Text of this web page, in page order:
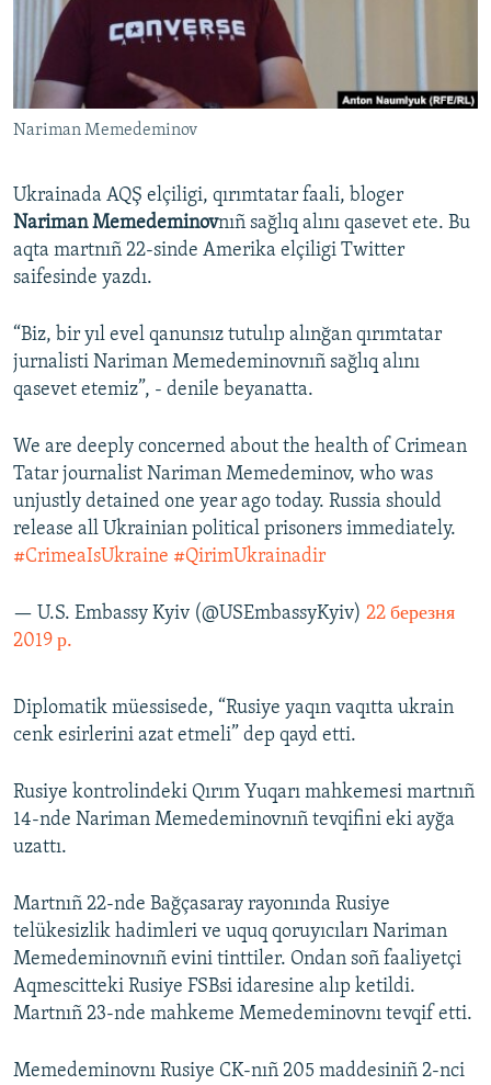
Русский
Українською
QOŞULIÑIZ!
RFE/RS bütün saytları
Nariman Memedeminov
Ukrainada AQŞ elçiligi, qırımtatar faali, bloger
Nariman Memedeminovnıñ sağlıq alını qasevet ete. Bu
aqta martnıñ 22-sinde Amerika elçiligi Twitter
saifesinde yazdı.
“Biz, bir yıl evel qanunsız tutulıp alınğan qırımtatar
jurnalisti Nariman Memedeminovnıñ sağlıq alını
qasevet etemiz”, - denile beyanatta.
We are deeply concerned about the health of Crimean
Tatar journalist Nariman Memedeminov, who was
unjustly detained one year ago today. Russia should
release all Ukrainian political prisoners immediately.
#CrimeaIsUkraine #QirimUkrainadir
— U.S. Embassy Kyiv (@USEmbassyKyiv) 22 березня
2019 р.
Diplomatik müessisede, “Rusiye yaqın vaqıtta ukrain
cenk esirlerini azat etmeli” dep qayd etti.
Rusiye kontrolindeki Qırım Yuqarı mahkemesi martnıñ
14-nde Nariman Memedeminovnıñ tevqifini eki ayğa
uzattı.
Martnıñ 22-nde Bağçasaray rayonında Rusiye
telükesizlik hadimleri ve uquq qoruyıcıları Nariman
Memedeminovnıñ evini tinttiler. Ondan soñ faaliyetçi
Aqmescitteki Rusiye FSBsi idaresine alıp ketildi.
Martnıñ 23-nde mahkeme Memedeminovnı tevqif etti.
Memedeminovnı Rusiye CK-nıñ 205 maddesiniñ 2-nci